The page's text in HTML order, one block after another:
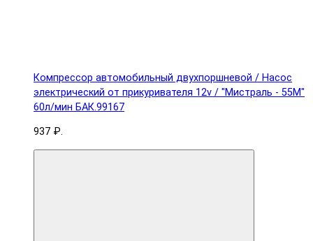
Компрессор автомобильный двухпоршневой / Насос
электрический от прикуривателя 12v / "Мистраль - 55М"
60л/мин БАК.99167
937 ₽.